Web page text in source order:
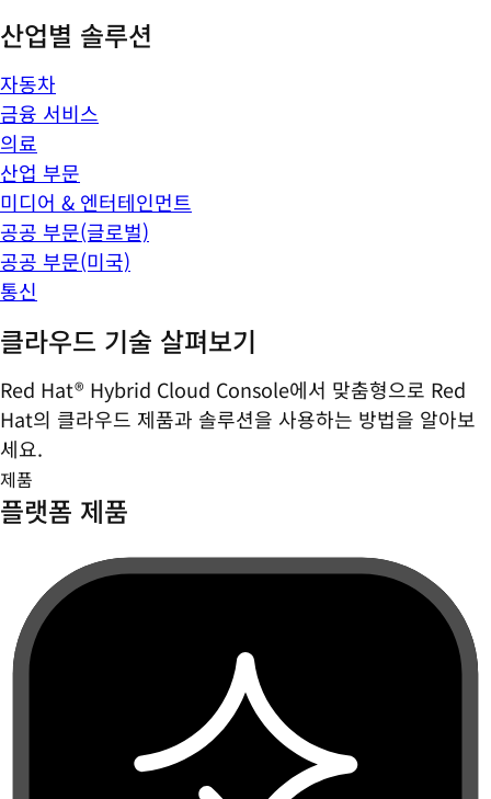
산업별 솔루션
자동차
금융 서비스
의료
산업 부문
미디어 & 엔터테인먼트
공공 부문(글로벌)
공공 부문(미국)
통신
클라우드 기술 살펴보기
Red Hat® Hybrid Cloud Console에서 맞춤형으로 Red
Hat의 클라우드 제품과 솔루션을 사용하는 방법을 알아보
세요.
제품
플랫폼 제품